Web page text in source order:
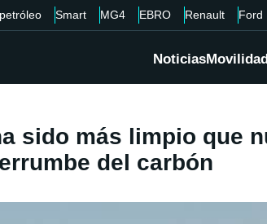
Smart MG4 EBRO Renault Ford
Noticias
sido más limpio que
del carbón